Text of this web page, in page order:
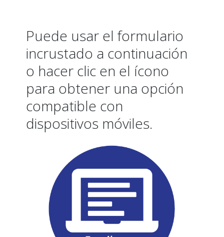
Puede usar el formulario
incrustado a continuación
o hacer clic en el ícono
para obtener una opción
compatible con
dispositivos móviles.